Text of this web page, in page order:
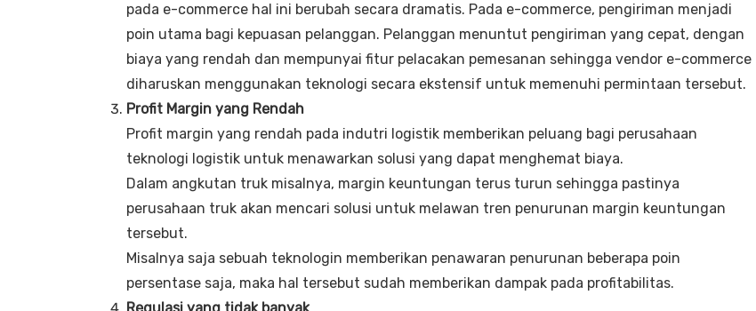
pada e-commerce hal ini berubah secara dramatis. Pada e-commerce, pengiriman menjadi
poin utama bagi kepuasan pelanggan. Pelanggan menuntut pengiriman yang cepat, dengan
biaya yang rendah dan mempunyai fitur pelacakan pemesanan sehingga vendor e-commerce
diharuskan menggunakan teknologi secara ekstensif untuk memenuhi permintaan tersebut.
Profit Margin yang Rendah
Profit margin yang rendah pada indutri logistik memberikan peluang bagi perusahaan
teknologi logistik untuk menawarkan solusi yang dapat menghemat biaya.
Dalam angkutan truk misalnya, margin keuntungan terus turun sehingga pastinya
perusahaan truk akan mencari solusi untuk melawan tren penurunan margin keuntungan
tersebut.
Misalnya saja sebuah teknologin memberikan penawaran penurunan beberapa poin
persentase saja, maka hal tersebut sudah memberikan dampak pada profitabilitas.